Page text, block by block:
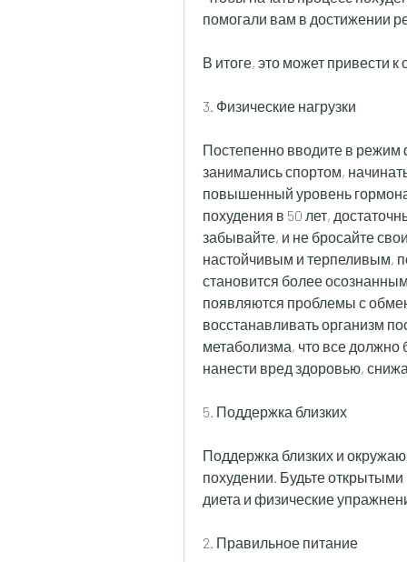
помогали вам в достижении
В итоге, это может привести
3. Физические нагрузки
Постепенно вводите в режим
занимались спортом,
повышенный уровень
похудения в 50 лет,
забывайте, и не бросайте
настойчивым и терпеливым,
становится более
появляются проблемы с
восстанавливать организм
метаболизма, что все должно
нанести вред здоровью,
5. Поддержка близких
Поддержка близких и
похудении. Будьте
диета и физические
2. Правильное питание